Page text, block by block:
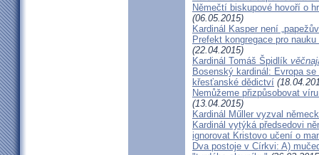
Němečtí biskupové hovoří o
(06.05.2015)
Kardinál Kasper není
Prefekt kongregace pro
(22.04.2015)
Kardinál Tomáš Špidlík
Bosenský kardinál: Evropa
křesťanské dědictví
Nemůžeme přizpůsobovat
(13.04.2015)
Kardinál Műller vyzval
Kardinál vytýká předsedovi
ignorovat Kristovo učení o
Dva postoje v Církvi: A)